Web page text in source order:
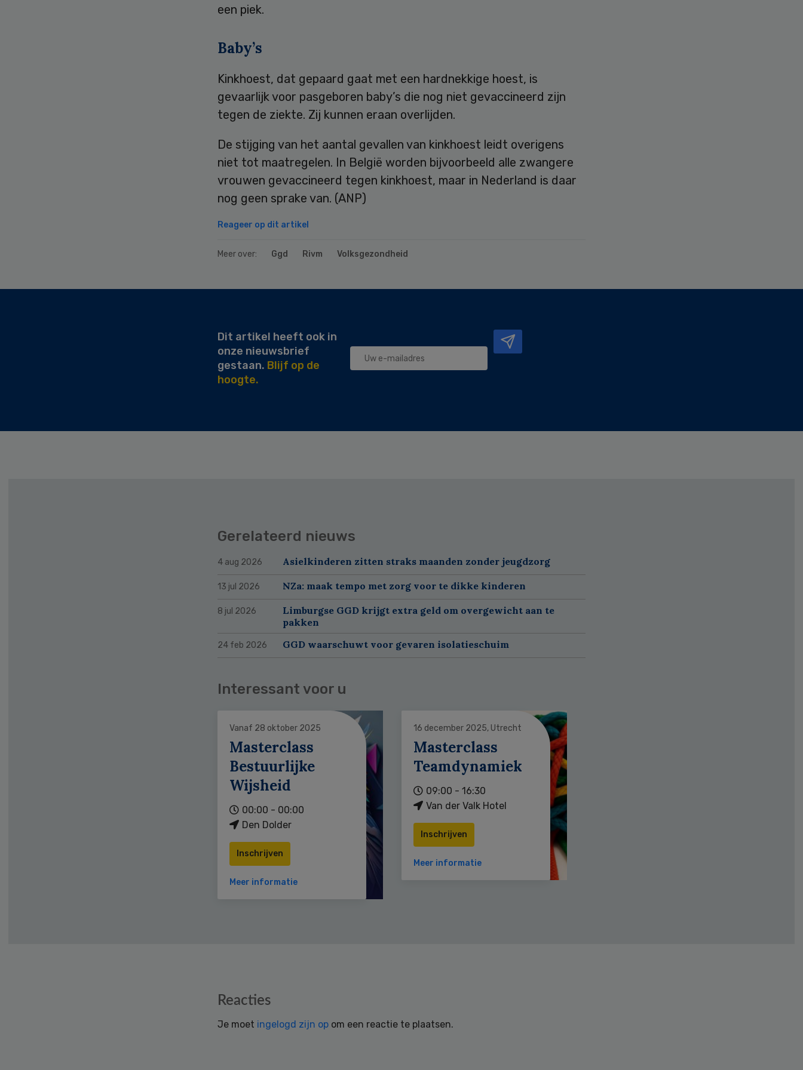
een piek.
Baby’s
Kinkhoest, dat gepaard gaat met een hardnekkige hoest, is
gevaarlijk voor pasgeboren baby’s die nog niet gevaccineerd zijn
tegen de ziekte. Zij kunnen eraan overlijden.
De stijging van het aantal gevallen van kinkhoest leidt overigens
niet tot maatregelen. In België worden bijvoorbeeld alle zwangere
vrouwen gevaccineerd tegen kinkhoest, maar in Nederland is daar
nog geen sprake van. (ANP)
Reageer op dit artikel
Meer over: Ggd Rivm Volksgezondheid
Dit artikel heeft ook in
onze nieuwsbrief
gestaan. Blijf op de
hoogte.
Gerelateerd nieuws
4 aug 2026 Asielkinderen zitten straks maanden zonder jeugdzorg
13 jul 2026 NZa: maak tempo met zorg voor te dikke kinderen
8 jul 2026
Limburgse GGD krijgt extra geld om overgewicht aan te
pakken
24 feb 2026 GGD waarschuwt voor gevaren isolatieschuim
Interessant voor u
Vanaf 28 oktober 2025
Masterclass
Bestuurlijke
Wijsheid
00:00 - 00:00
Den Dolder
Inschrijven
Meer informatie
16 december 2025, Utrecht
Masterclass
Teamdynamiek
09:00 - 16:30
Van der Valk Hotel
Inschrijven
Meer informatie
Reacties
Je moet ingelogd zijn op om een reactie te plaatsen.